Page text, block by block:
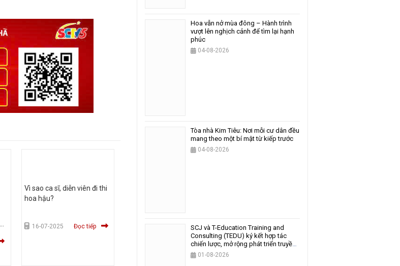
Vì sao ca sĩ, diễn viên đi thi
hoa hậu?
16-07-2025 Đọc tiếp
Hoa vẫn nở mùa đông – Hành trình
vượt lên nghịch cảnh để tìm lại hạnh
phúc
04-08-2026
Tòa nhà Kim Tiêu: Nơi mỗi cư dân đều
mang theo một bí mật từ kiếp trước
04-08-2026
SCJ và T-Education Training and
Consulting (TEDU) ký kết hợp tác
chiến lược, mở rộng phát triển truyền
thông và giáo dục
01-08-2026